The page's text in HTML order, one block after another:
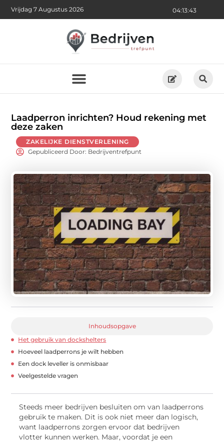
04:13:44
Vrijdag 7 Augustus 2026
Laadperron inrichten? Houd rekening met
deze zaken
ZAKELIJKE DIENSTVERLENING
Gepubliceerd Door: Bedrijventrefpunt
Inhoudsopgave
Het gebruik van dockshelters
Hoeveel laadperrons je wilt hebben
Een dock leveller is onmisbaar
Veelgestelde vragen
Steeds meer bedrijven besluiten om van laadperrons
gebruik te maken. Dit is ook niet meer dan logisch,
want laadperrons zorgen ervoor dat bedrijven
vlotter kunnen werken. Maar, voordat je een